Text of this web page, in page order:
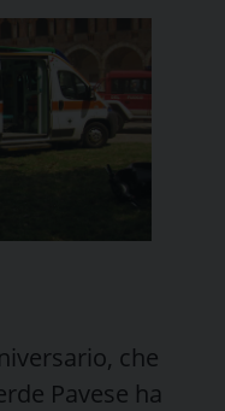
che
Pavese ha